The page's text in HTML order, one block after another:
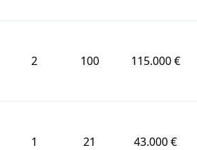
2 100 115.000 €
1 21 43.000 €